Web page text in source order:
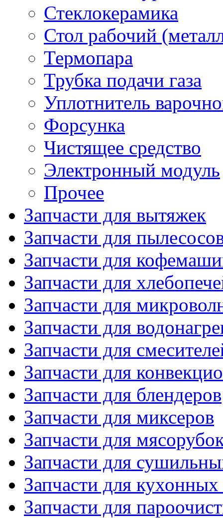
Стеклокерамика
Стол рабочий
Термопара
Трубка подачи газа
Уплотнитель
Форсунка
Чистящее средство
Электронный модуль
Прочее
Запчасти для вытяжек
Запчасти для
Запчасти для
Запчасти для
Запчасти для
Запчасти для
Запчасти для
Запчасти для
Запчасти для блендеров
Запчасти для миксеров
Запчасти для
Запчасти для
Запчасти для
Запчасти для